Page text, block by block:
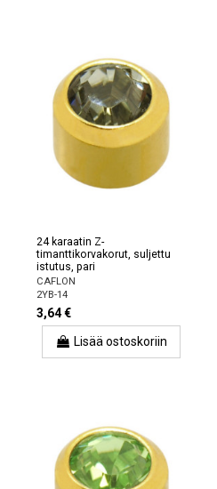
24 karaatin Z-
timanttikorvakorut, suljettu
istutus, pari
CAFLON
2YB-14
3,64 €
Lisää ostoskoriin